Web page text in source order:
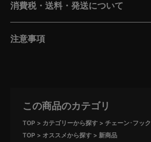
消費税・送料・発送について
注意事項
この商品のカテゴリ
TOP カテゴリーから探す
チェーン･フック
TOP
オススメから探す
新商品